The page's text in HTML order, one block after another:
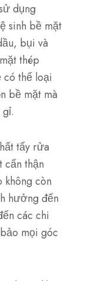
dụng
sinh bề mặt
bụi và
thép
có thể loại
bề mặt mà
tẩy rửa
cẩn thận
còn
hưởng đến
các chi
mọi góc